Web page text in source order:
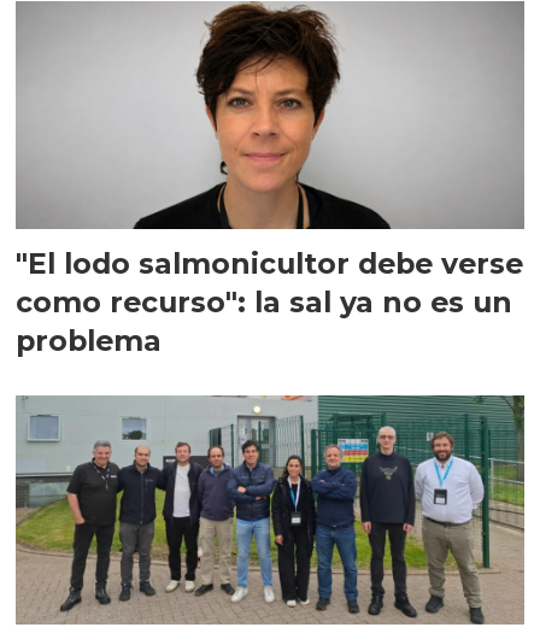
"El lodo salmonicultor debe verse
como recurso": la sal ya no es un
problema